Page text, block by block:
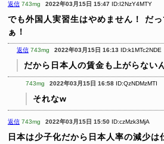
返信 743mg 2022年03月15日 15:47 ID:I2NzY4MTY
でも外国人実習生はやめません！
だ
ぁ！
返信 743mg 2022年03月15日 16:13 ID:k1MTc2NDE
だから日本人の賃金も上がらない
743mg 2022年03月15日 16:58 ID:QzNDMzMTI
それなw
返信 743mg 2022年03月15日 15:50 ID:czMzk3MjA
日本は少子化だから日本人率の減少は